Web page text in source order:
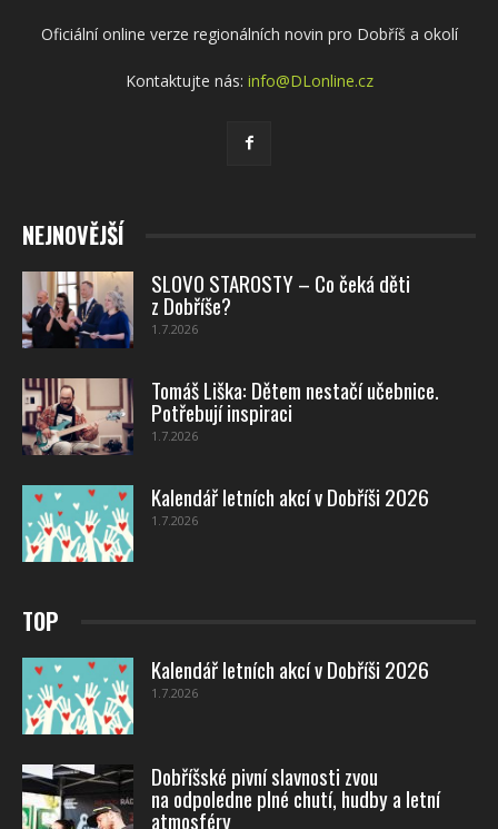
Oficiální online verze regionálních novin pro Dobříš a okolí
Kontaktujte nás: info@DLonline.cz
NEJNOVĚJŠÍ
SLOVO STAROSTY – Co čeká děti
z Dobříše?
1.7.2026
Tomáš Liška: Dětem nestačí učebnice.
Potřebují inspiraci
1.7.2026
Kalendář letních akcí v Dobříši 2026
1.7.2026
TOP
Kalendář letních akcí v Dobříši 2026
1.7.2026
Dobříšské pivní slavnosti zvou
na odpoledne plné chutí, hudby a letní
atmosféry